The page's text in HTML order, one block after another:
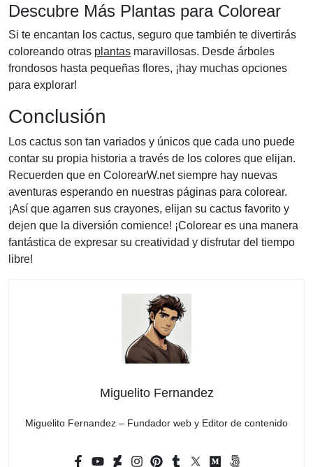
Descubre Más Plantas para Colorear
Si te encantan los cactus, seguro que también te divertirás
coloreando otras plantas maravillosas. Desde árboles
frondosos hasta pequeñas flores, ¡hay muchas opciones
para explorar!
Conclusión
Los cactus son tan variados y únicos que cada uno puede
contar su propia historia a través de los colores que elijan.
Recuerden que en ColorearW.net siempre hay nuevas
aventuras esperando en nuestras páginas para colorear.
¡Así que agarren sus crayones, elijan su cactus favorito y
dejen que la diversión comience! ¡Colorear es una manera
fantástica de expresar su creatividad y disfrutar del tiempo
libre!
Miguelito Fernandez
Miguelito Fernandez – Fundador web y Editor de contenido